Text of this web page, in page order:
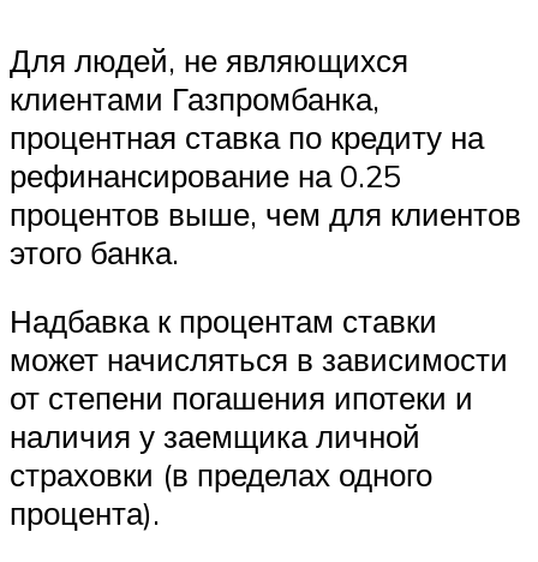
Для людей, не являющихся
клиентами Газпромбанка,
процентная ставка по кредиту на
рефинансирование на 0.25
процентов выше, чем для клиентов
этого банка.
Надбавка к процентам ставки
может начисляться в зависимости
от степени погашения ипотеки и
наличия у заемщика личной
страховки (в пределах одного
процента).